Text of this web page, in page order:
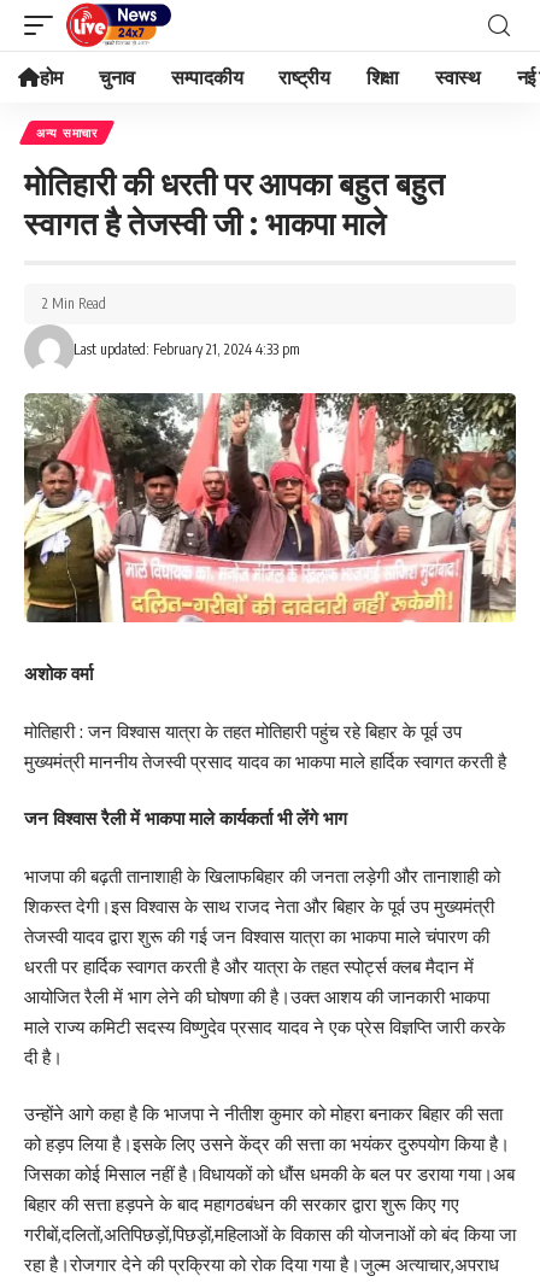
होम चुनाव सम्पादकीय राष्ट्रीय शिक्षा स्वास्थ नई
अन्य समाचार
मोतिहारी की धरती पर आपका बहुत बहुत
स्वागत है तेजस्वी जी : भाकपा माले
Last updated: February 21, 2024 4:33 pm
2 Min Read
अशोक वर्मा
मोतिहारी : जन विश्वास यात्रा के तहत मोतिहारी पहुंच रहे बिहार के पूर्व उप
मुख्यमंत्री माननीय तेजस्वी प्रसाद यादव का भाकपा माले हार्दिक स्वागत करती है
जन विश्वास रैली में भाकपा माले कार्यकर्ता भी लेंगे भाग
भाजपा की बढ़ती तानाशाही के खिलाफबिहार की जनता लड़ेगी और तानाशाही को
शिकस्त देगी।इस विश्वास के साथ राजद नेता और बिहार के पूर्व उप मुख्यमंत्री
तेजस्वी यादव द्वारा शुरू की गई जन विश्वास यात्रा का भाकपा माले चंपारण की
धरती पर हार्दिक स्वागत करती है और यात्रा के तहत स्पोर्ट्स क्लब मैदान में
आयोजित रैली में भाग लेने की घोषणा की है।उक्त आशय की जानकारी भाकपा
माले राज्य कमिटी सदस्य विष्णुदेव प्रसाद यादव ने एक प्रेस विज्ञप्ति जारी करके
दी है।
उन्होंने आगे कहा है कि भाजपा ने नीतीश कुमार को मोहरा बनाकर बिहार की सता
को हड़प लिया है।इसके लिए उसने केंद्र की सत्ता का भयंकर दुरुपयोग किया है।
जिसका कोई मिसाल नहीं है।विधायकों को धौंस धमकी के बल पर डराया गया।अब
बिहार की सत्ता हड़पने के बाद महागठबंधन की सरकार द्वारा शुरू किए गए
गरीबों,दलितों,अतिपिछड़ों,पिछड़ों,महिलाओं के विकास की योजनाओं को बंद किया जा
रहा है।रोजगार देने की प्रक्रिया को रोक दिया गया है।जुल्म अत्याचार,अपराध